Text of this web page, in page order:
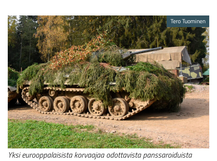
Yksi eurooppalaisista korvaajaa odottavista panssaroiduista
Tero Tuominen